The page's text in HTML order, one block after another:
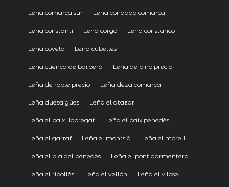
Leña comarca sur Leña condado comarca
Leña constantí Leña corgo Leña coristanco
Leña covelo Leña cubelles
Leña cuenca de barberá Leña de pino precio
Leña de roble precio Leña deza comarca
Leña duesaigües Leña el atazar
Leña el baix llobregat Leña el baix penedès
Leña el garraf Leña el montsià Leña el morell
Leña el pla del penedès Leña el pont darmentera
Leña el ripollès Leña el vellón Leña el vilosell